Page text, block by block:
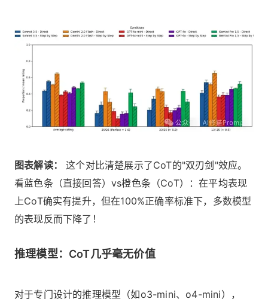
图表解读：
这个对比清楚展示了CoT的"双刃剑"效应。
看蓝色条（直接回答）vs橙色条（CoT）：在平均表现
上CoT确实有提升，但在100%正确率标准下，多数模型
的表现反而下降了！
推理模型：CoT几乎毫无价值
对于专门设计的推理模型（如o3-mini、o4-mini），